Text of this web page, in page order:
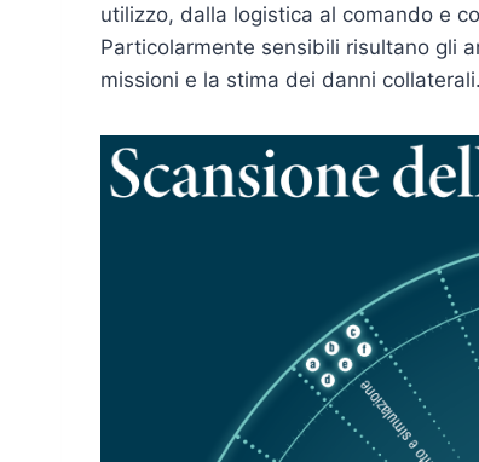
utilizzo, dalla logistica al comando e
Particolarmente sensibili risultano gli
missioni e la stima dei danni collaterali.